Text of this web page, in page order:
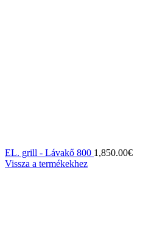
EL. grill - Lávakő 800 1,850.00€
Vissza a termékekhez